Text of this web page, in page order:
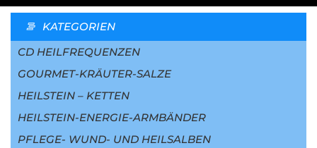
KATEGORIEN
CD HEILFREQUENZEN
GOURMET-KRÄUTER-SALZE
HEILSTEIN – KETTEN
HEILSTEIN-ENERGIE-ARMBÄNDER
PFLEGE- WUND- UND HEILSALBEN